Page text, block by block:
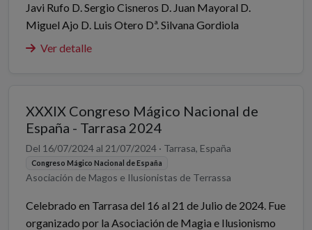
Javi Rufo D. Sergio Cisneros D. Juan Mayoral D.
Miguel Ajo D. Luis Otero Dª. Silvana Gordiola
Ver detalle
XXXIX Congreso Mágico Nacional de
España - Tarrasa 2024
Del 16/07/2024 al 21/07/2024 · Tarrasa, España
Congreso Mágico Nacional de España
Asociación de Magos e Ilusionistas de Terrassa
Celebrado en Tarrasa del 16 al 21 de Julio de 2024. Fue
organizado por la Asociación de Magia e Ilusionismo